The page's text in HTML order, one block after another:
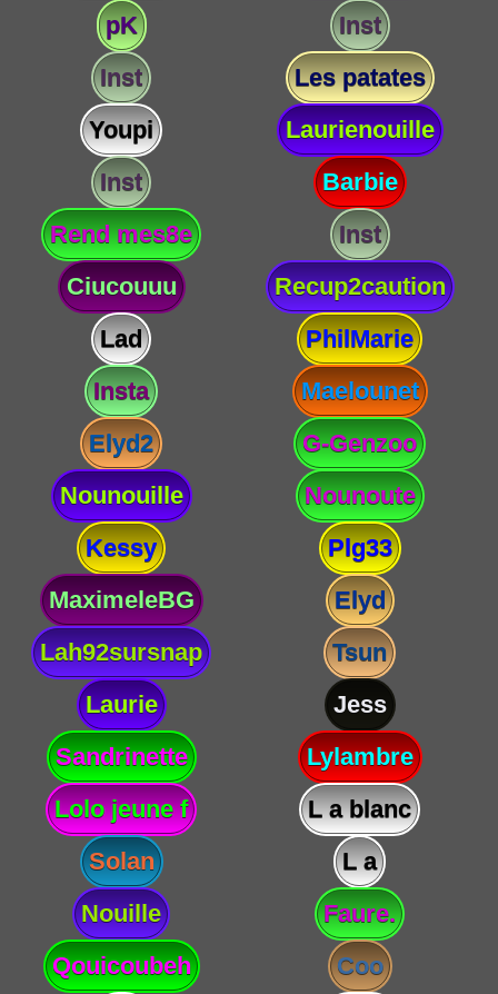
pK
Inst
Inst
Les patates
Youpi
Laurienouille
Inst
Barbie
Rend mes8e
Inst
Ciucouuu
Recup2caution
Lad
PhilMarie
Insta
Maelounet
Elyd2
G-Genzoo
Nounouille
Nounoute
Kessy
Plg33
MaximeleBG
Elyd
Lah92sursnap
Tsun
Laurie
Jess
Sandrinette
Lylambre
Lolo jeune f
L a blanc
Solan
L a
Nouille
Faure.
Qouicoubeh
Coo